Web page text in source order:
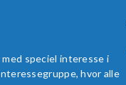
speciel interesse i
hvor alle